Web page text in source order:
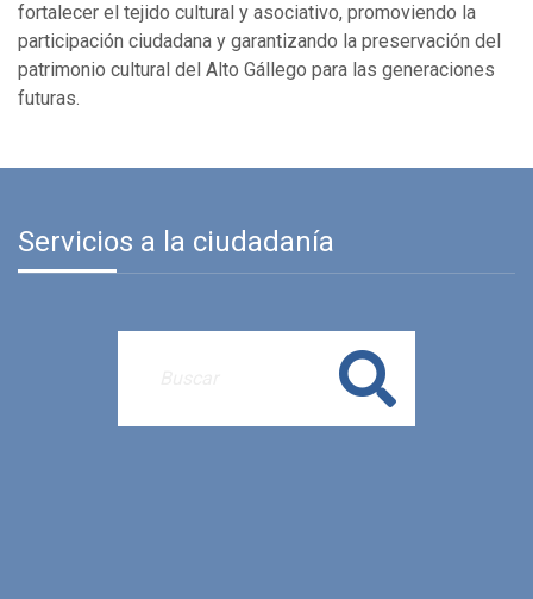
fortalecer el tejido cultural y asociativo, promoviendo la
participación ciudadana y garantizando la preservación del
patrimonio cultural del Alto Gállego para las generaciones
futuras.
Servicios a la ciudadanía
Buscar